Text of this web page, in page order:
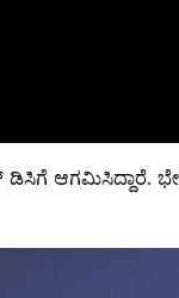
ಆಗಮಿಸಿದ್ದಾರೆ.